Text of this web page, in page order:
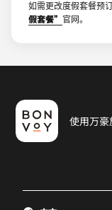
如需更改度假套餐预
假套餐” 官网。
使用万